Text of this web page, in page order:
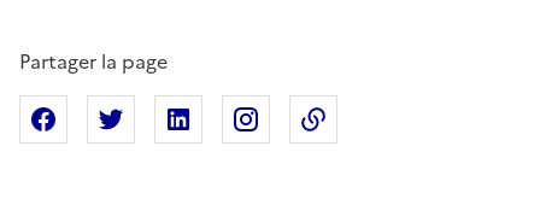
Partager la page
Partager sur Facebook
Partager sur XPartager sur Linkedin
Partager sur Instagram